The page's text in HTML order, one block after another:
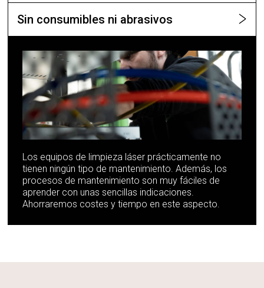
Sin consumibles ni abrasivos
Los equipos de limpieza láser prácticamente no
tienen ningún tipo de mantenimiento. Además, los
procesos de mantenimiento son muy fáciles de
aprender con unas sencillas indicaciones.
Ahorraremos costes y tiempo en este aspecto.